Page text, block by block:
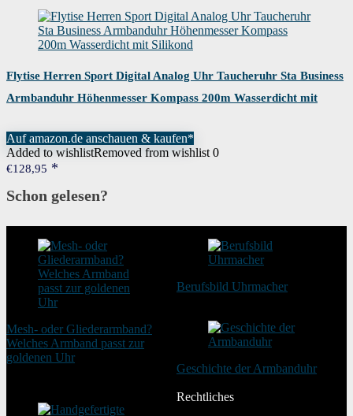
Flytise Herren Sport Digital Analog Uhr Taucheruhr Sta Business
Armbanduhr Höhenmesser Kompass 200m Wasserdicht mit
Auf amazon.de anschauen & kaufen*
Added to wishlistRemoved from wishlist 0
€128,95
Schon gelesen?
Mesh- oder Gliederarmband?
Welches Armband passt zur
goldenen Uhr
Berufsbild Uhrmacher
Geschichte der Armbanduhr
Rechtliches